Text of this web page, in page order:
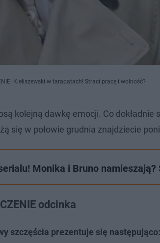
Kieliszewski w tarapatach! Straci pracę i wolność?
kolejną dawkę emocji. Co
się w połowie grudnia znajdziecie
Monika i Bruno
odcinka
szczęścia prezentuje się następująco: